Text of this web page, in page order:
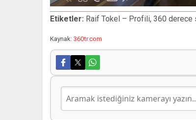
Etiketler: Raif Tokel – Profili, 360 derece
Kaynak: 360tr.com